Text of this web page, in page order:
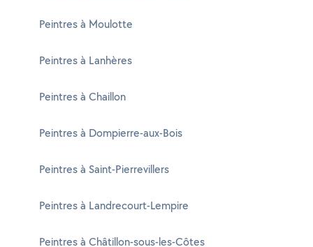
Peintres à Moulotte
Peintres à Lanhères
Peintres à Chaillon
Peintres à Dompierre-aux-Bois
Peintres à Saint-Pierrevillers
Peintres à Landrecourt-Lempire
Peintres à Châtillon-sous-les-Côtes